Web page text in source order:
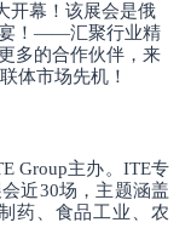
开幕！该展会是俄
宴！——汇聚行业精
多的合作伙伴，来
体市场先机！
Group主办。ITE专
近30场，主题涵盖
药、食品工业、农